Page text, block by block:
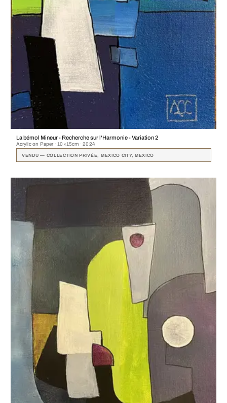
La bémol Mineur - Recherche sur l'Harmonie - Variation 2
Acrylic on Paper · 10×15cm · 2024
VENDU — COLLECTION PRIVÉE, MEXICO CITY, MEXICO